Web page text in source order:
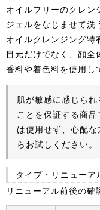
オイルフリーのクレン
ジェルをなじませて洗
オイルクレンジング特
目元だけでなく、顔
香料や着色料を使用し
肌が敏感に感じら
ことを保証する商
は使用せず、心配
らお試しください。
タイプ・リニューア
リニューアル前後の確